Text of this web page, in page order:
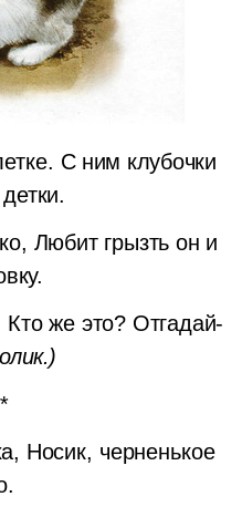
С ним клубочки
Любит грызть он и
Кто же это? Отгадай-
Носик, черненькое